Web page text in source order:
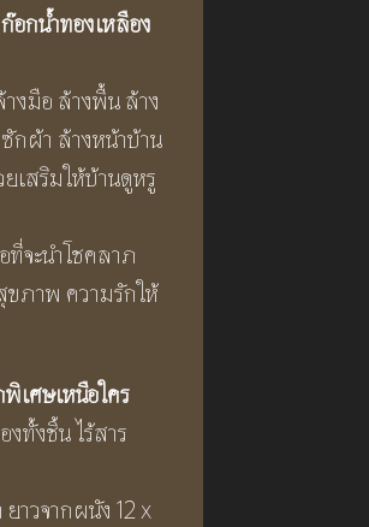
อกน้ำทองเหลือง
างมือ ล้างพื้น ล้าง
กผ้า ล้างหน้าบ้าน
เสริมให้บ้านดูหรู
ที่จะนำโชคลาภ
ขภาพ ความรักให้
ศษเหนือใคร
งทั้งชิ้น ไร้สาร
าวจากผนัง 12 x